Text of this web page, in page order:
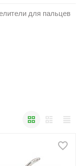
для пальцев